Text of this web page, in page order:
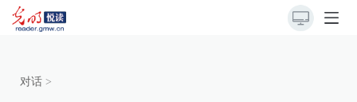
对话 >